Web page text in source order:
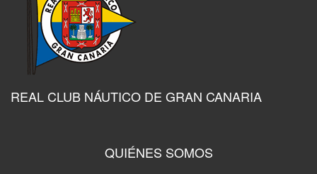
REAL CLUB NÁUTICO DE GRAN CANARIA
QUIÉNES SOMOS